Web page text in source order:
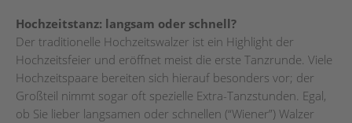
Hochzeitstanz: langsam oder schnell?
Der traditionelle Hochzeitswalzer ist ein Highlight der
Hochzeitsfeier und eröffnet meist die erste Tanzrunde. Viele
Hochzeitspaare bereiten sich hierauf besonders vor; der
Großteil nimmt sogar oft spezielle Extra-Tanzstunden. Egal,
ob Sie lieber langsamen oder schnellen (“Wiener”) Walzer